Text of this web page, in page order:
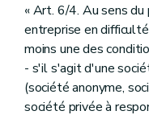
« Art. 6/4. Au sens
entreprise en
moins une des
- s'il s'agit d'une
(société anonyme,
société privée à